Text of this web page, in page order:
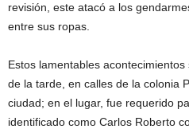
revisión, este atacó a los
entre sus ropas.
Estos lamentables
de la tarde, en calles de la colonia
ciudad; en el lugar, fue requerido
identificado como Carlos Roberto